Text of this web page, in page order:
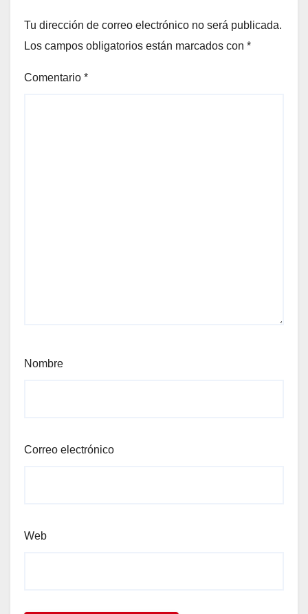
Tu dirección de correo electrónico no será publicada.
Los campos obligatorios están marcados con *
Comentario *
Nombre
Correo electrónico
Web